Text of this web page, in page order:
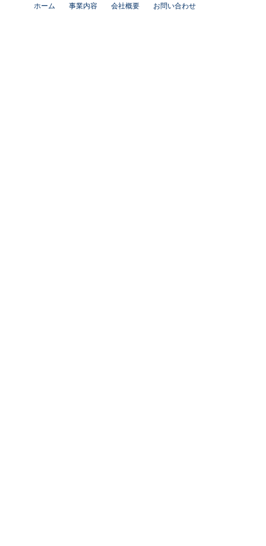
ホーム 事業内容 会社概要 お問い合わせ